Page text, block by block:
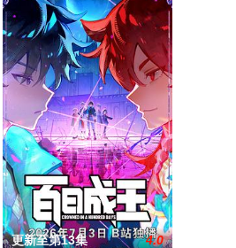
更新至第13集 4.0